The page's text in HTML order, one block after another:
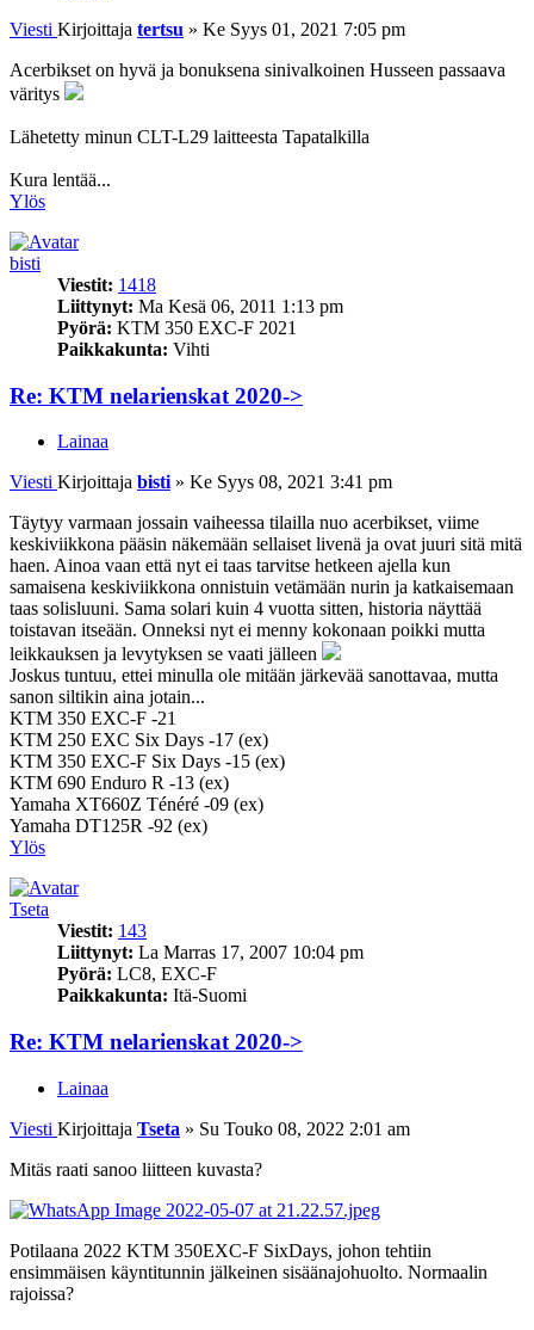
Viesti Kirjoittaja tertsu » Ke Syys 01, 2021 7:05 pm
Acerbikset on hyvä ja bonuksena sinivalkoinen Husseen passaava
väritys
Lähetetty minun CLT-L29 laitteesta Tapatalkilla
Kura lentää...
Ylös
bisti
Viestit: 1418
Liittynyt: Ma Kesä 06, 2011 1:13 pm
Pyörä: KTM 350 EXC-F 2021
Paikkakunta: Vihti
Re: KTM nelarienskat 2020->
Lainaa
Viesti Kirjoittaja bisti » Ke Syys 08, 2021 3:41 pm
Täytyy varmaan jossain vaiheessa tilailla nuo acerbikset, viime
keskiviikkona pääsin näkemään sellaiset livenä ja ovat juuri sitä mitä
haen. Ainoa vaan että nyt ei taas tarvitse hetkeen ajella kun
samaisena keskiviikkona onnistuin vetämään nurin ja katkaisemaan
taas solisluuni. Sama solari kuin 4 vuotta sitten, historia näyttää
toistavan itseään. Onneksi nyt ei menny kokonaan poikki mutta
leikkauksen ja levytyksen se vaati jälleen
Joskus tuntuu, ettei minulla ole mitään järkevää sanottavaa, mutta
sanon siltikin aina jotain...
KTM 350 EXC-F -21
KTM 250 EXC Six Days -17 (ex)
KTM 350 EXC-F Six Days -15 (ex)
KTM 690 Enduro R -13 (ex)
Yamaha XT660Z Ténéré -09 (ex)
Yamaha DT125R -92 (ex)
Ylös
Tseta
Viestit: 143
Liittynyt: La Marras 17, 2007 10:04 pm
Pyörä: LC8, EXC-F
Paikkakunta: Itä-Suomi
Re: KTM nelarienskat 2020->
Lainaa
Viesti Kirjoittaja Tseta » Su Touko 08, 2022 2:01 am
Mitäs raati sanoo liitteen kuvasta?
Potilaana 2022 KTM 350EXC-F SixDays, johon tehtiin
ensimmäisen käyntitunnin jälkeinen sisäänajohuolto. Normaalin
rajoissa?